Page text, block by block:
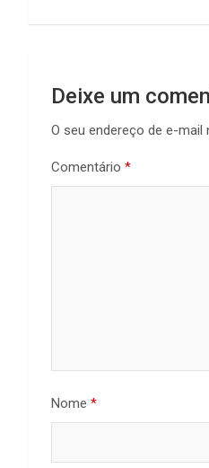
Post
Deixe um
O seu endereço de e-mail
Comentário *
Nome *